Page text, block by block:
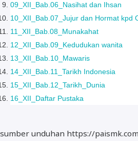
09_XII_Bab.06_Nasihat dan Ihsan
10_XII_Bab.07_Jujur dan Hormat kpd
11_XII_Bab.08_Munakahat
12_XII_Bab.09_Kedudukan wanita
13_XII_Bab.10_Mawaris
14_XII_Bab.11_Tarikh Indonesia
15_XII_Bab.12_Tarikh_Dunia
16_XII_Daftar Pustaka
sumber unduhan https://